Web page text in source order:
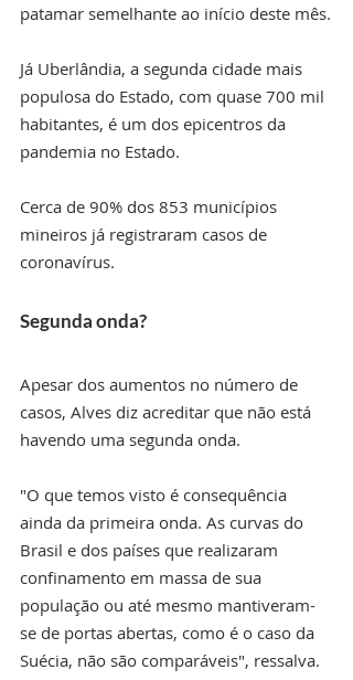
patamar semelhante ao início deste mês.
Já Uberlândia, a segunda cidade mais
populosa do Estado, com quase 700 mil
habitantes, é um dos epicentros da
pandemia no Estado.
Cerca de 90% dos 853 municípios
mineiros já registraram casos de
coronavírus.
Segunda onda?
Apesar dos aumentos no número de
casos, Alves diz acreditar que não está
havendo uma segunda onda.
"O que temos visto é consequência
ainda da primeira onda. As curvas do
Brasil e dos países que realizaram
confinamento em massa de sua
população ou até mesmo mantiveram-
se de portas abertas, como é o caso da
Suécia, não são comparáveis", ressalva.